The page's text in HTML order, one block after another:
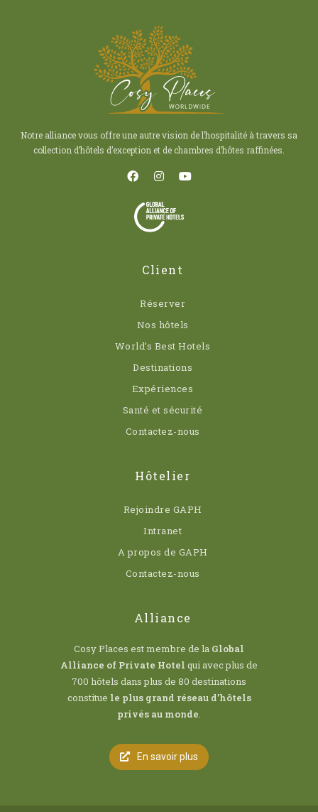
Notre alliance vous offre une autre vision de l’hospitalité à travers sa
collection d’hôtels d’exception et de chambres d’hôtes raffinées.
Client
Réserver
Nos hôtels
World’s Best Hotels
Destinations
Expériences
Santé et sécurité
Contactez-nous
Hôtelier
Rejoindre GAPH
Intranet
A propos de GAPH
Contactez-nous
Alliance
Cosy Places est membre de la Global
Alliance of Private Hotel qui avec plus de
700 hôtels dans plus de 80 destinations
constitue le plus grand réseau d’hôtels
privés au monde.
En savoir plus